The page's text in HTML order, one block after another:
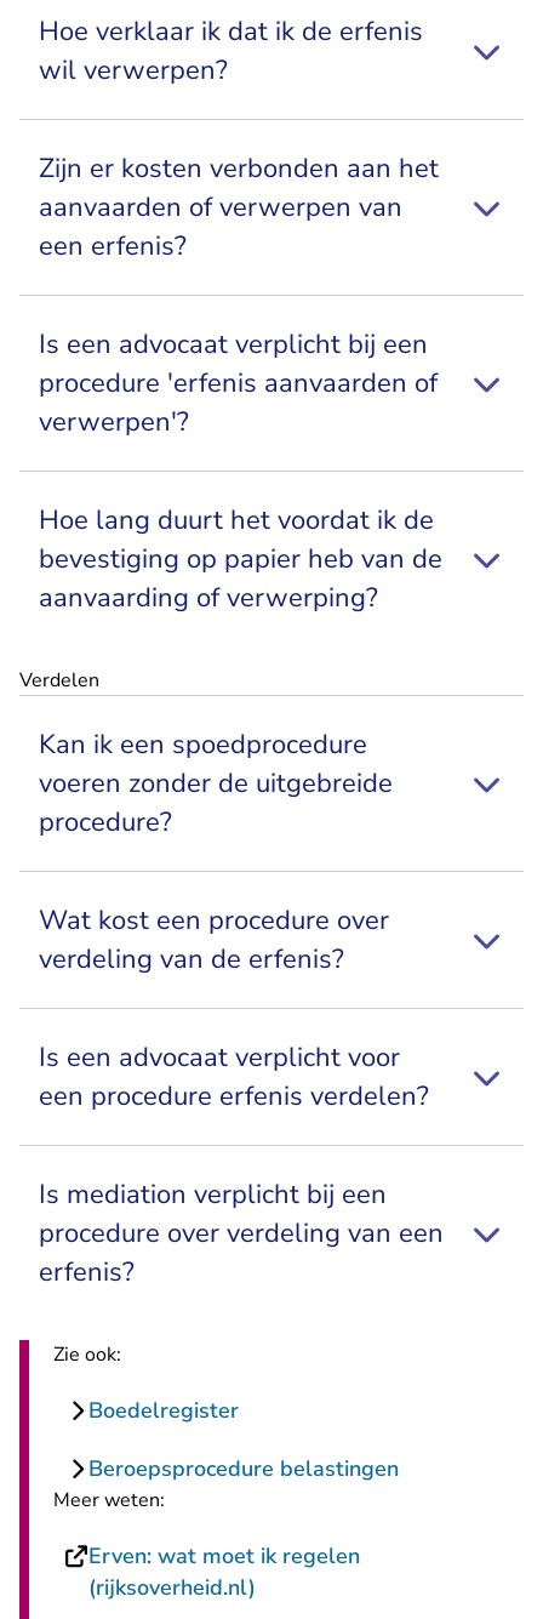
Hoe verklaar ik dat ik de erfenis
wil verwerpen?
Zijn er kosten verbonden aan het
aanvaarden of verwerpen van
een erfenis?
Is een advocaat verplicht bij een
procedure 'erfenis aanvaarden of
verwerpen'?
Hoe lang duurt het voordat ik de
bevestiging op papier heb van de
aanvaarding of verwerping?
Verdelen
Kan ik een spoedprocedure
voeren zonder de uitgebreide
procedure?
Wat kost een procedure over
verdeling van de erfenis?
Is een advocaat verplicht voor
een procedure erfenis verdelen?
Is mediation verplicht bij een
procedure over verdeling van een
erfenis?
Zie ook:
Boedelregister
Beroepsprocedure belastingen
Meer weten:
Erven: wat moet ik regelen
(rijksoverheid.nl)